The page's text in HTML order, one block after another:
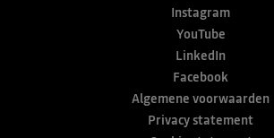
Instagram
YouTube
LinkedIn
Facebook
Algemene voorwaarden
Privacy statement